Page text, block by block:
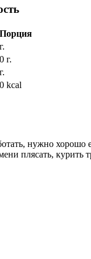
Порция
г.
0 г.
г.
0 kcal
нужно хорошо
плясать, курить